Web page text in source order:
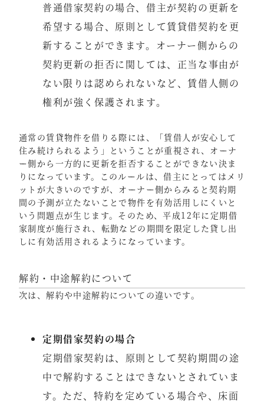
普通借家契約の場合、借主が契約の更新を
希望する場合、原則として賃貸借契約を更
新することができます。オーナー側からの
契約更新の拒否に関しては、正当な事由が
ない限りは認められないなど、賃借人側の
権利が強く保護されます。
通常の賃貸物件を借りる際には、「賃借人が安心して
住み続けられるよう」ということが重視され、オーナ
ー側から一方的に更新を拒否することができない決ま
りになっています。このルールは、借主にとってはメリ
ットが大きいのですが、オーナー側からみると契約期
間の予測が立たないことで物件を有効活用しにくいと
いう問題点が生じます。そのため、平成12年に定期借
家制度が施行され、転勤などの期間を限定した貸し出
しに有効活用されるようになっています。
解約・中途解約について
次は、解約や中途解約についての違いです。
定期借家契約の場合
定期借家契約は、原則として契約期間の途
中で解約することはできないとされていま
す。ただ、特約を定めている場合や、床面